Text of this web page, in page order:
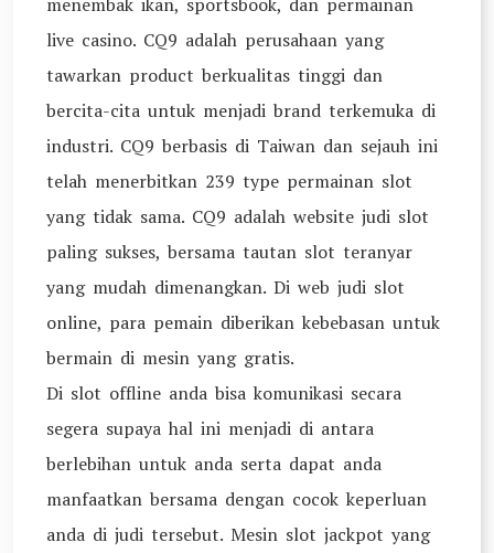
live casino. CQ9 adalah perusahaan yang
tawarkan product berkualitas tinggi dan
bercita-cita untuk menjadi brand terkemuka di
industri. CQ9 berbasis di Taiwan dan sejauh ini
telah menerbitkan 239 type permainan slot
yang tidak sama. CQ9 adalah website judi slot
paling sukses, bersama tautan slot teranyar
yang mudah dimenangkan. Di web judi slot
online, para pemain diberikan kebebasan untuk
bermain di mesin yang gratis.
Di slot offline anda bisa komunikasi secara
segera supaya hal ini menjadi di antara
berlebihan untuk anda serta dapat anda
manfaatkan bersama dengan cocok keperluan
anda di judi tersebut. Mesin slot jackpot yang